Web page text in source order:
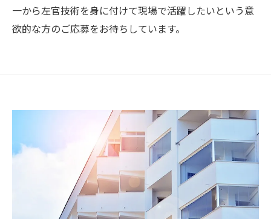
一から左官技術を身に付けて現場で活躍したいという意
欲的な方のご応募をお待ちしています。